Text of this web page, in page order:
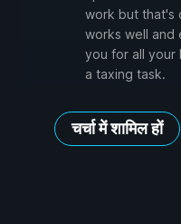
work but that's
works well and
you for all your
a taxing task.
चर्चा में शामिल हों